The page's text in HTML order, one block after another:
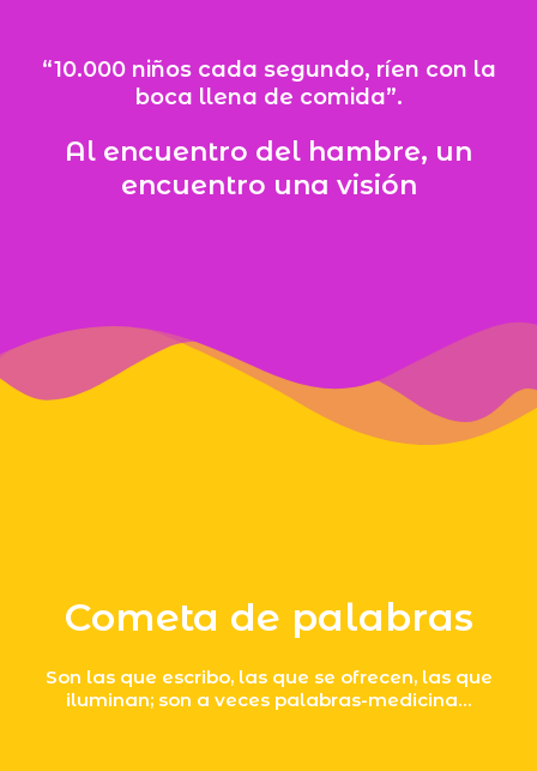
“10.000 niños cada segundo, ríen con la
boca llena de comida”.
Al encuentro del hambre, un
encuentro una visión
Cometa de palabras
Son las que escribo, las que se ofrecen, las que
iluminan; son a veces palabras-medicina…